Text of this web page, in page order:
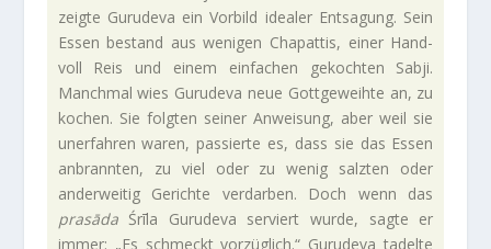
zeigte Guru­deva ein Vor­bild idealer Ent­sa­gung. Sein
Essen bestand aus wenigen Cha­pattis, einer Hand­
voll Reis und einem ein­fa­chen gekochten Sabji.
Manchmal wies Guru­deva neue Gott­ge­weihte an, zu
kochen. Sie folgten seiner Anwei­sung, aber weil sie
uner­fahren waren, pas­sierte es, dass sie das Essen
anbrannten, zu viel oder zu wenig salzten oder
ander­weitig Gerichte ver­darben. Doch wenn das
prasādaŚrīla Guru­deva ser­viert wurde, sagte er
immer: „Es schmeckt vor­züg­lich.“ Guru­deva tadelte